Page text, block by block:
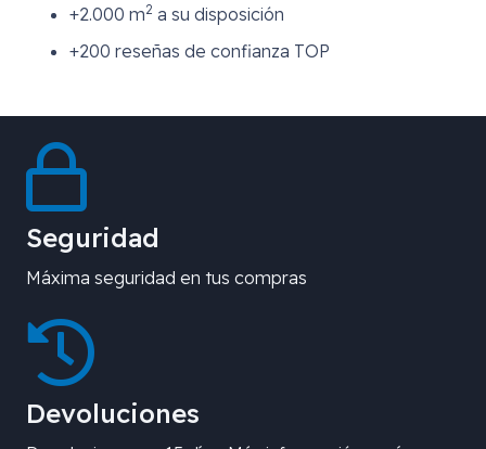
+2.000 m2 a su disposición
+200 reseñas de confianza TOP
Seguridad
Máxima seguridad en tus compras
Devoluciones